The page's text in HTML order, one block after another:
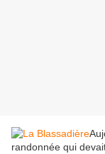
randonnée qui